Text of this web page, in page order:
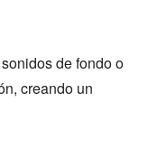
de fondo o
creando un